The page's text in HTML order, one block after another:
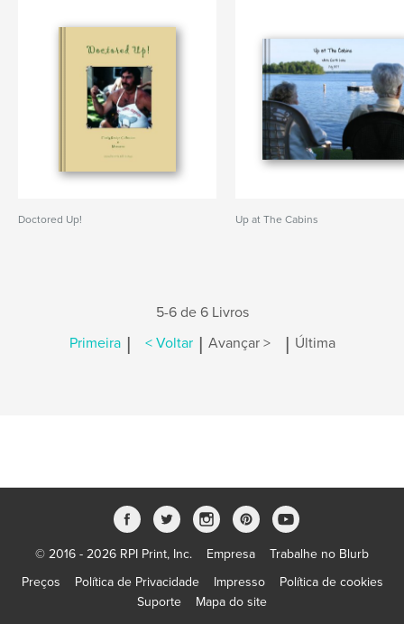
Doctored Up! Up at The Cabins
5-6 de 6 Livros
Primeira | < Voltar | Avançar > | Última
© 2016 - 2026 RPI Print, Inc. Empresa
Trabalhe no Blurb
Preços
Política de Privacidade Impresso
Política de cookies
Suporte
Mapa do site